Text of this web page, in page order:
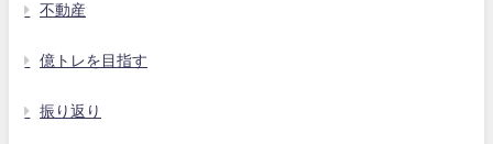
不動産
億トレを目指す
振り返り